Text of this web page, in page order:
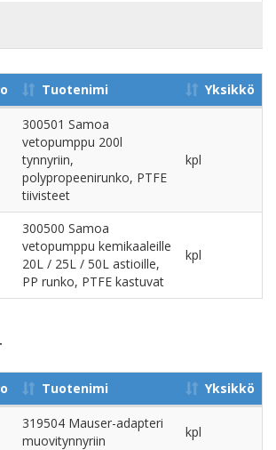
Tuotenimi Yksikkö
300501 Samoa
vetopumppu 200l
tynnyriin,
polypropeenirunko, PTFE
tiivisteet
kpl
300500 Samoa
vetopumppu kemikaaleille
20L / 25L / 50L astioille,
PP runko, PTFE kastuvat
kpl
Tuotenimi Yksikkö
319504 Mauser-adapteri
muovitynnyriin
kpl